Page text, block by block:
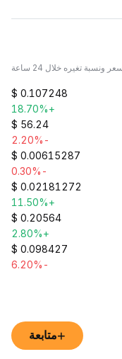
ونسبة تغيره خلال 24 ساعة
$ 0.107248
+18.70%
$ 56.24
-2.20%
$ 0.00615287
-0.30%
$ 0.02181272
+11.50%
$ 0.20564
+2.80%
$ 0.098427
-6.20%
+متابعة